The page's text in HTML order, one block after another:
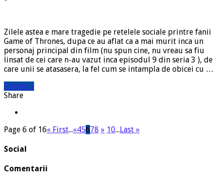
Zilele astea e mare tragedie pe retelele sociale printre fanii
Game of Thrones, dupa ce au aflat ca a mai murit inca un
personaj principal din film (nu spun cine, nu vreau sa fiu
linsat de cei care n-au vazut inca episodul 9 din seria 3 ), de
care unii se atasasera, la fel cum se intampla de obicei cu …
Citeste »
Share
Page 6 of 16« First...«45678 » 10...Last »
Social
Comentarii